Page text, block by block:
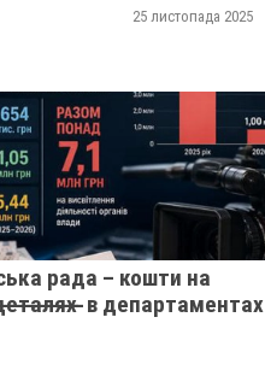
рада – кошти на
в департаментах